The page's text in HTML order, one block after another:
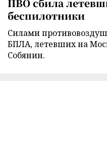
беспилотники
Силами
БПЛА, летевших на
Собянин.